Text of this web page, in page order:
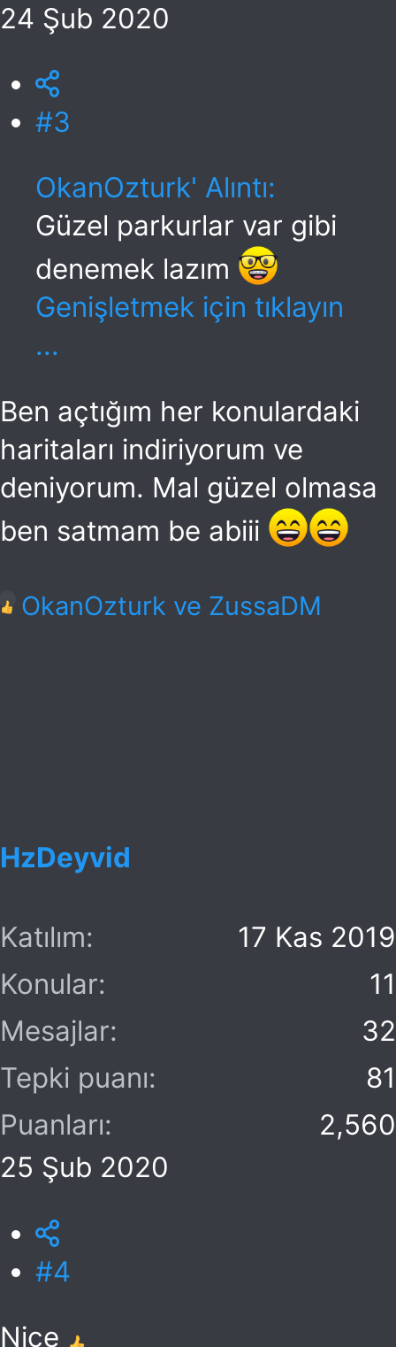
24 Şub 2020
#3
OkanOzturk' Alıntı:
Güzel parkurlar var gibi
denemek lazım
Genişletmek için tıklayın
...
Ben açtığım her konulardaki
haritaları indiriyorum ve
deniyorum. Mal güzel olmasa
ben satmam be abiii
T
r
OkanOzturk ve ZussaDM
HzDeyvid
Katılım
17 Kas 2019
Konular
11
Mesajlar
32
Tepki puanı
81
Puanları
2,560
25 Şub 2020
#4
Nice